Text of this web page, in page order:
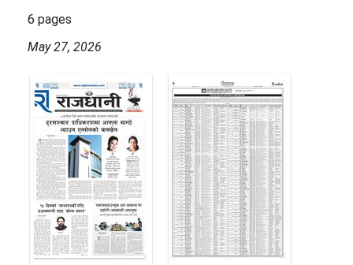
6 pages
May 27, 2026